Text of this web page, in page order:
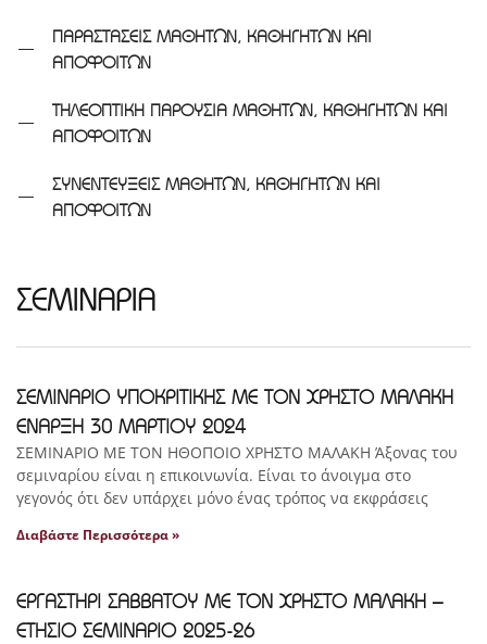
ΠΑΡΑΣΤΑΣΕΙΣ ΜΑΘΗΤΩΝ, ΚΑΘΗΓΗΤΩΝ ΚΑΙ
ΑΠΟΦΟΙΤΩΝ
ΤΗΛΕΟΠΤΙΚΗ ΠΑΡΟΥΣΙΑ ΜΑΘΗΤΩΝ, ΚΑΘΗΓΗΤΩΝ ΚΑΙ
ΑΠΟΦΟΙΤΩΝ
ΣΥΝΕΝΤΕΥΞΕΙΣ ΜΑΘΗΤΩΝ, ΚΑΘΗΓΗΤΩΝ ΚΑΙ
ΑΠΟΦΟΙΤΩΝ
ΣΕΜΙΝΑΡΙΑ
ΣΕΜΙΝΑΡΙΟ ΥΠΟΚΡΙΤΙΚΗΣ ΜΕ ΤΟΝ ΧΡΗΣΤΟ ΜΑΛΑΚΗ
ΕΝΑΡΞΗ 30 ΜΑΡΤΙΟΥ 2024
ΣΕΜΙΝΑΡΙΟ ΜΕ ΤΟΝ ΗΘΟΠΟΙΟ ΧΡΗΣΤΟ ΜΑΛΑΚΗ Άξονας του
σεμιναρίου είναι η επικοινωνία. Είναι το άνοιγμα στο
γεγονός ότι δεν υπάρχει μόνο ένας τρόπος να εκφράσεις
Διαβάστε Περισσότερα »
ΕΡΓΑΣΤΗΡΙ ΣΑΒΒΑΤΟΥ ΜΕ ΤΟΝ ΧΡΗΣΤΟ ΜΑΛΑΚΗ –
ΕΤΗΣΙΟ ΣΕΜΙΝΑΡΙΟ 2025-26